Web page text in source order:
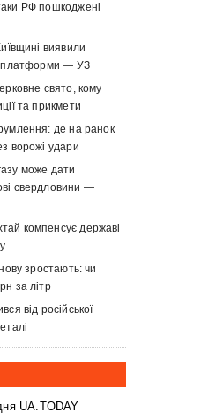
РФ пошкоджені
виявили
платформи — УЗ
свято, кому
та прикмети
де на ранок
ворожі удари
може дати
свердловини —
компенсує державі
зростають: чи
за літр
від російської
UA.TODAY